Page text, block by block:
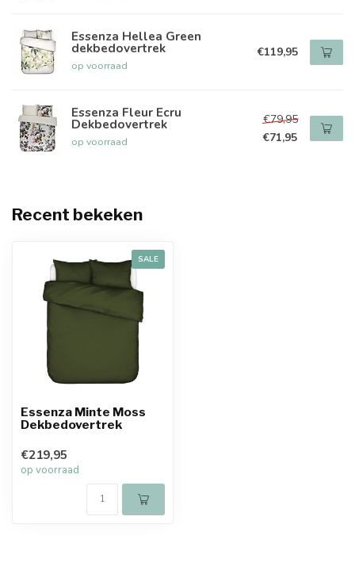
Essenza Hellea Green
dekbedovertrek
op voorraad
€119,95
Essenza Fleur Ecru
Dekbedovertrek
op voorraad
€79,95
€71,95
Recent bekeken
SALE
Essenza Minte Moss
Dekbedovertrek
€219,95
op voorraad